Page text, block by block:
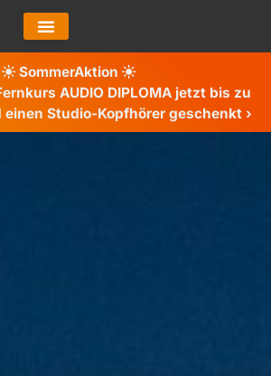
SommerAktion
AUDIO DIPLOMA jetzt bis zu
einen Studio-Kopfhörer geschenkt ›